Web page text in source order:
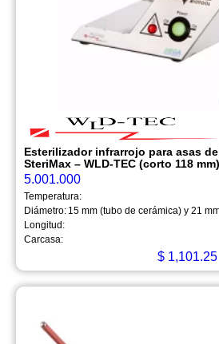
Esterilizador infrarrojo para asas
SteriMax – WLD-TEC (corto 118 mm)
5.001.000
Temperatura:
Diámetro: 15 mm (tubo de cerámica) y 21
Longitud:
Carcasa:
$1,101.25